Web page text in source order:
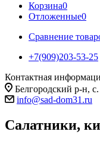
Корзина0
Отложенные0
Сравнение
+7(909)203-53-25
Контактная
Белгородский р-н,
info@sad-dom31.ru
Салатники,